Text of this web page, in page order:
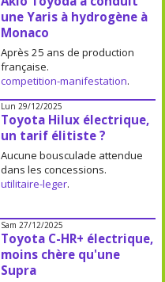
une Yaris à hydrogène à
Monaco
Après 25 ans de production
française.
competition-manifestation.
Lun 29/12/2025
Toyota Hilux électrique,
un tarif élitiste ?
Aucune bousculade attendue
dans les concessions.
utilitaire-leger.
Sam 27/12/2025
Toyota C-HR+ électrique,
moins chère qu'une
Supra